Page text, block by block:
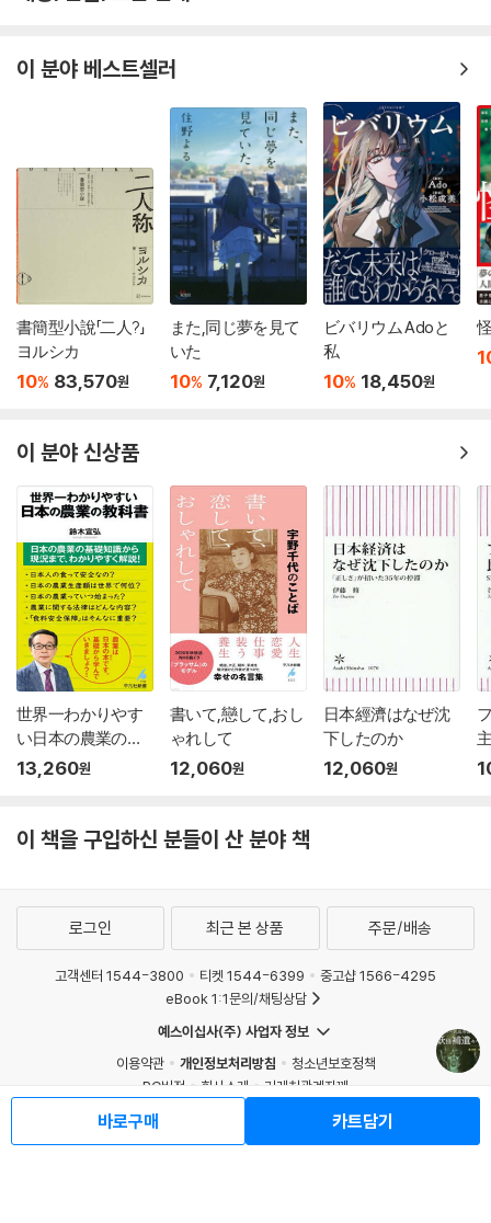
이 분야 베스트셀러
書簡型小說「二人?」
ヨルシカ
10% 83,570원
また,同じ夢を見て
いた
10% 7,120원
ビバリウム Adoと
私
10% 18,450원
이 분야 신상품
世界一わかりやす
い日本の農業の敎
科書
13,260원
書いて,戀して,おし
ゃれして
12,060원
日本經濟はなぜ沈
下したのか
12,060원
이 책을 구입하신 분들이 산 분야 책
바로구매 카트담기
로그인 최근 본 상품 주문/배송
고객센터 1544-3800 티켓 1544-6399
중고샵 1566-4295
eBook 1:1문의/채팅상담
예스이십사(주) 사업자 정보
이용약관
개인정보처리방침
청소년보호정책
PC버전
회사소개
거래처관계자께